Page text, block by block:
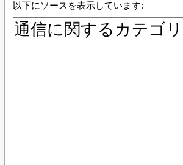
以下にソースを表示しています: